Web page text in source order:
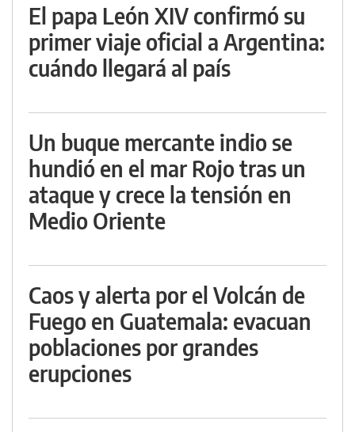
El papa León XIV confirmó su
primer viaje oficial a Argentina:
cuándo llegará al país
Un buque mercante indio se
hundió en el mar Rojo tras un
ataque y crece la tensión en
Medio Oriente
Caos y alerta por el Volcán de
Fuego en Guatemala: evacuan
poblaciones por grandes
erupciones